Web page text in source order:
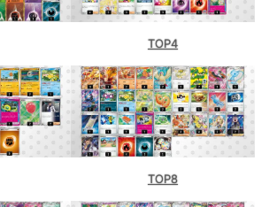
TOP4
TOP8